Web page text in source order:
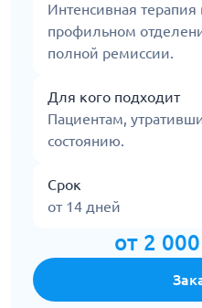
Интенсивная
профильном
полной ремиссии.
Для кого подходит
Пациентам,
состоянию.
Срок
от 14 дней
от 2